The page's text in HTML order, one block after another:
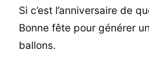
Si c’est l’anniversaire de
Bonne fête pour générer
ballons.